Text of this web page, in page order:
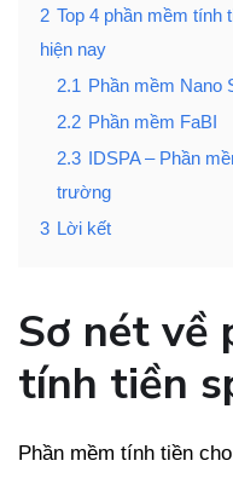
2 Top 4 phần mềm tính
hiện nay
2.1 Phần mềm Nano
2.2 Phần mềm FaBI
2.3 IDSPA – Phần
trường
3 Lời kết
Sơ nét về
tính tiền
Phần mềm tính tiền